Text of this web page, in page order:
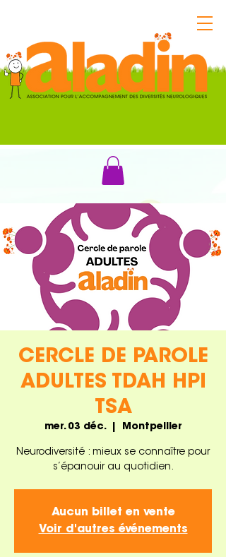
CERCLE DE PAROLE
ADULTES TDAH HPI
TSA
mer. 03 déc.
  |
Montpellier
Neurodiversité : mieux se connaître pour
s’épanouir au quotidien.
Aucun billet en vente
Voir d'autres événements